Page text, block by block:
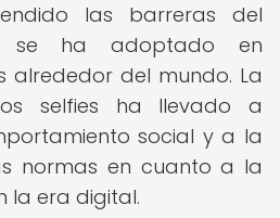
las barreras del
se ha adoptado en
alrededor del mundo. La
selfies ha llevado a
social y a la
normas en cuanto a la
la era digital.